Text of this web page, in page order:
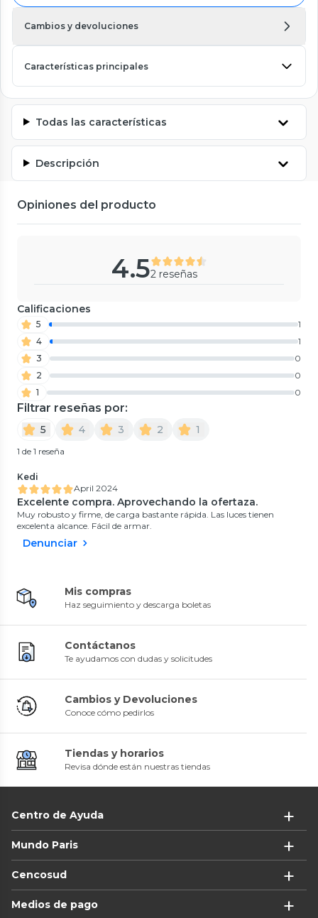
Cambios y devoluciones
Características principales
Todas las características
Descripción
Opiniones del producto
4.52 reseñas
Calificaciones
5
1
4
1
3
0
2
0
1
0
Filtrar reseñas por:
5 4 3 2 1
1 de 1 reseña
Kedi
April 2024
Excelente compra. Aprovechando la ofertaza.
Muy robusto y firme, de carga bastante rápida. Las luces tienen
excelenta alcance. Fácil de armar.
Denunciar
Mis compras
Haz seguimiento y descarga boletas
Contáctanos
Te ayudamos con dudas y solicitudes
Cambios y Devoluciones
Conoce cómo pedirlos
Tiendas y horarios
Revisa dónde están nuestras tiendas
Centro de Ayuda
Mundo Paris
Cencosud
Medios de pago